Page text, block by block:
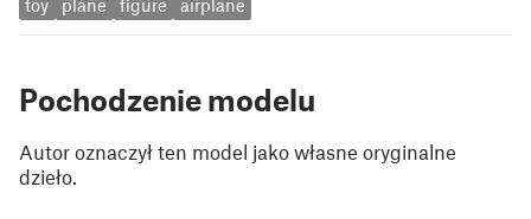
toy plane figure airplane
Pochodzenie modelu
Autor oznaczył ten model jako własne oryginalne
dzieło.